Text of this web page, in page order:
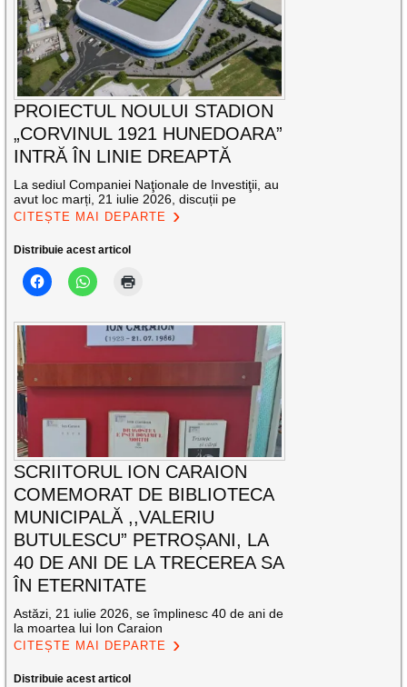
PROIECTUL NOULUI STADION
„CORVINUL 1921 HUNEDOARA”
INTRĂ ÎN LINIE DREAPTĂ
La sediul Companiei Naţionale de Investiţii, au
avut loc marți, 21 iulie 2026, discuții pe
CITEȘTE MAI DEPARTE
Distribuie acest articol
SCRIITORUL ION CARAION
COMEMORAT DE BIBLIOTECA
MUNICIPALĂ ,,VALERIU
BUTULESCU” PETROȘANI, LA
40 DE ANI DE LA TRECEREA SA
ÎN ETERNITATE
Astăzi, 21 iulie 2026, se împlinesc 40 de ani de
la moartea lui Ion Caraion
CITEȘTE MAI DEPARTE
Distribuie acest articol